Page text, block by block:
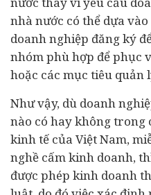
nhà nước có thể dựa
doanh nghiệp đăng ký
nhóm phù hợp để phục
hoặc các mục tiêu quản
Như vậy, dù doanh
nào có hay không trong
kinh tế của Việt Nam,
nghề cấm kinh doanh,
được phép kinh doanh